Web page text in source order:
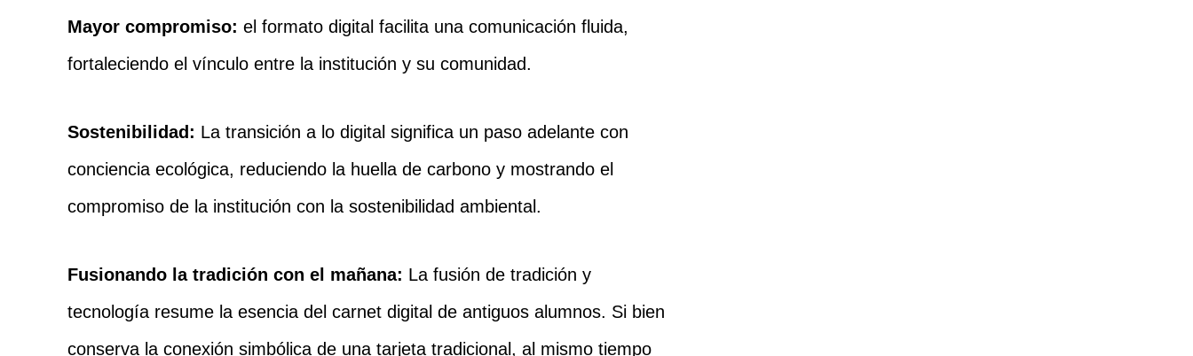
Mayor compromiso:el formato digital facilita una comunicación fluida,
fortaleciendo el vínculo entre la institución y su comunidad.
Sostenibilidad: La transición a lo digital significa un paso adelante con
conciencia ecológica, reduciendo la huella de carbono y mostrando el
compromiso de la institución con la sostenibilidad ambiental.
Fusionando la tradición con el mañana: La fusión de tradición y
tecnología resume la esencia del carnet digital de antiguos alumnos. Si bien
conserva la conexión simbólica de una tarjeta tradicional, al mismo tiempo